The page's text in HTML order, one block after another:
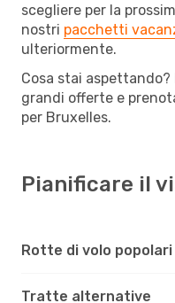
scegliere per la
nostri pacchetti
ulteriormente.
Cosa stai
grandi offerte e
per Bruxelles.
Pianificare il
Rotte di volo popolari
Tratte alternative